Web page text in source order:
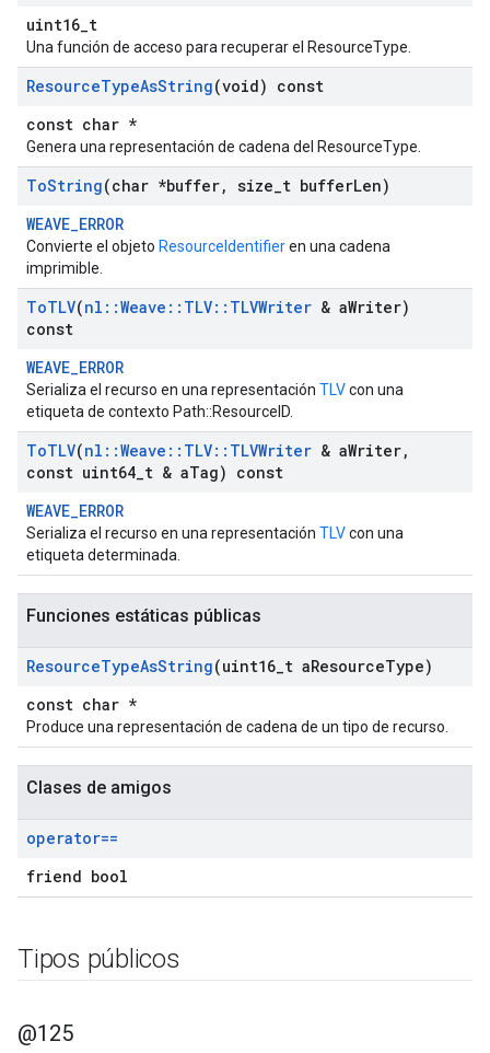
uint16_t
Una función de acceso para recuperar el ResourceType.
ResourceTypeAsString(void) const
const char *
Genera una representación de cadena del ResourceType.
ToString(char *buffer, size t bufferLen)
WEAVE_ERROR
Convierte el objeto ResourceIdentifieren una cadena
imprimible.
ToTLV(nl ::Weave :: TLV:: TLVWriter & aWriter)
const
WEAVE_ERROR
Serializa el recurso en una representación TLVcon una
etiqueta de contexto Path::ResourceID.
ToTLV(nl ::Weave :: TLV:: TLVWriter & aWriter,
const uint64 t & aTag) const
WEAVE_ERROR
Serializa el recurso en una representación TLVcon una
etiqueta determinada.
Funciones estáticas públicas
ResourceTypeAsString(uint16 t aResourceType)
const char *
Produce una representación de cadena de un tipo de recurso.
Clases de amigos
operator==
friend bool
Tipos públicos
@125